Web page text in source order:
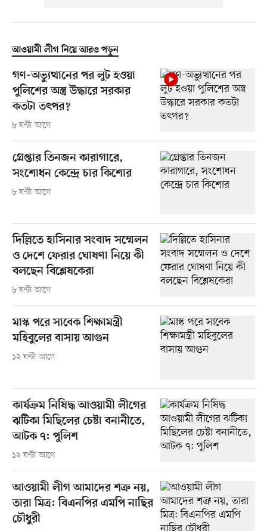
আওয়ামী লীগ নিয়ে আরও পড়ুন
গণ-অভ্যুত্থানের পর লুট হওয়া
পুলিশের অস্ত্র উদ্ধারে সরকার
কতটা তৎপর?
৮ ঘণ্টা আগে
গ্রেপ্তার তিনজন কারাগারে,
সংশোধন কেন্দ্রে চার কিশোর
৮ ঘণ্টা আগে
দিল্লিতে হাসিনার সংবাদ সম্মেলন
ও দেশে ফেরার ঘোষণা নিয়ে কী
বলছেন বিশ্লেষকেরা
৮ ঘণ্টা আগে
মাস্ক পরে সাবেক শিক্ষামন্ত্রী
মহিবুলের বাসায় আগুন
১২ ঘণ্টা আগে
কার্যক্রম নিষিদ্ধ আওয়ামী লীগের
ঝটিকা মিছিলের চেষ্টা বনানীতে,
আটক ৭: পুলিশ
১২ ঘণ্টা আগে
আওয়ামী লীগ আমাদের শত্রু নয়,
তারা মিত্র: বিএনপির এমপি নাছির
চৌধুরী